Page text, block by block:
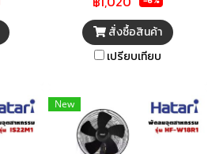
ร้อน กลิ่นอับ ควัน และทำให้อากาศ
สดชื่น ติดตั้งง่าย ด้วยวงกบ
พลาสติกขนาดมาตรฐาน ทนทาน
ตัดไฟอัตโนมัติเมื่อมอเตอร์มี
อุณหภูมิสูงด้วย เทอร์มอล ฟิวส์
(Thermal Fuse)
สั่งซื้อสินค้า
เปรียบเทียบ
New